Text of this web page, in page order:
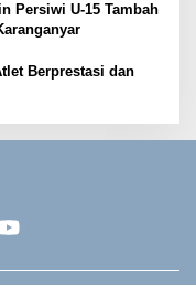
Persiwi U-15 Tambah
Berprestasi dan